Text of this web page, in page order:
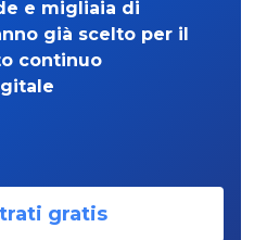
e migliaia di
già scelto per il
continuo
gratis